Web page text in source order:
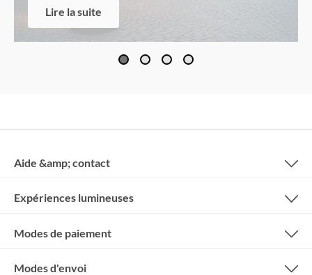
Lire la suite
Aide &amp; contact
Expériences lumineuses
Modes de paiement
Modes d'envoi